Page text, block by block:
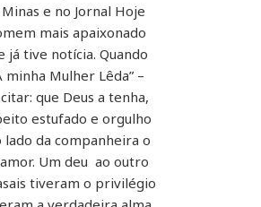
e no Jornal Hoje
mais apaixonado
já tive notícia. Quando
minha Mulher Lêda” –
que Deus a tenha,
estufado e orgulho
da companheira o
Um deu ao outro
tiveram o privilégio